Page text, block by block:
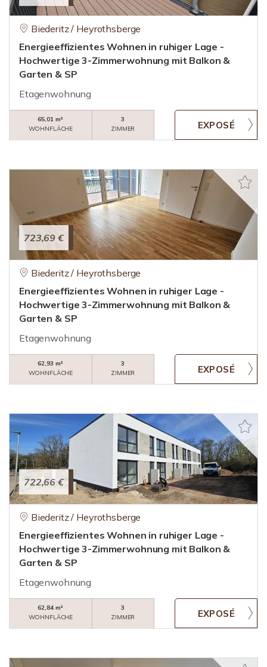
Biederitz / Heyrothsberge
Energieeffizientes Wohnen in ruhiger Lage -
Hochwertige 3-Zimmerwohnung mit Balkon &
Garten & SP
Etagenwohnung
65,01 m²
WOHNFLÄCHE
3
ZIMMER
723,69 €
Biederitz / Heyrothsberge
Energieeffizientes Wohnen in ruhiger Lage -
Hochwertige 3-Zimmerwohnung mit Balkon &
Garten & SP
Etagenwohnung
62,93 m²
WOHNFLÄCHE
3
ZIMMER
722,66 €
Biederitz / Heyrothsberge
Energieeffizientes Wohnen in ruhiger Lage -
Hochwertige 3-Zimmerwohnung mit Balkon &
Garten & SP
Etagenwohnung
62,84 m²
WOHNFLÄCHE
3
ZIMMER